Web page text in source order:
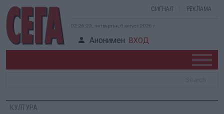
СИГНАЛ РЕКЛАМА
02:26:23, четвъртък, 6 август 2026 г.
Анонимен ВХОД
КУЛТУРА